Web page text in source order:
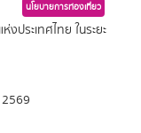
นโยบายการท่องเที่ยว
ประเทศไทย ในระยะ